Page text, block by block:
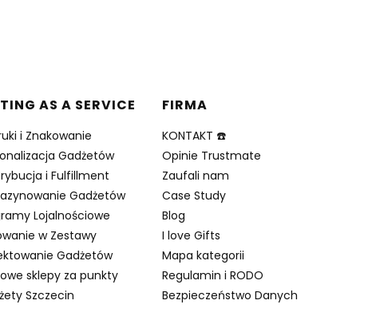
AS A SERVICE
i Znakowanie
Gadżetów
i Fulfillment
Gadżetów
Lojalnościowe
w Zestawy
Gadżetów
sklepy za punkty
Szczecin
FIRMA
KONTAKT ☎️
Opinie Trustmate
Zaufali nam
Case Study
Blog
I love Gifts
Mapa kategorii
Regulamin i RODO
Bezpieczeństwo Danych